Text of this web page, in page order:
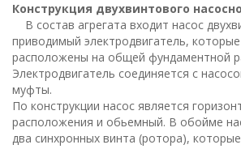
Конструкция двухвинтового
В состав агрегата входит насос
приводимый электродвигатель,
расположены на общей фундаментной
Электродвигатель соединяется с
муфты.
По конструкции насос является
расположения и обьемный. В обойме
два синхронных винта (ротора),